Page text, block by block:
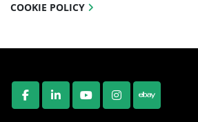
FACEBOOK
LINKEDINYOUTUBEINSTAGRAM
EBAY
COOKIE POLICY